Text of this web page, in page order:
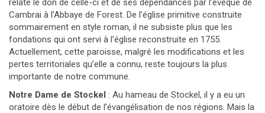
relate le don de celle-ci et de ses dépendances par l’évêque de
Cambrai à l’Abbaye de Forest. De l’église primitive construite
sommairement en style roman, il ne subsiste plus que les
fondations qui ont servi à l’église reconstruite en 1755.
Actuellement, cette paroisse, malgré les modifications et les
pertes territoriales qu’elle a connu, reste toujours la plus
importante de notre commune.
Notre Dame de Stockel : Au hameau de Stockel, il y a eu un
oratoire dès le début de l’évangélisation de nos régions. Mais la